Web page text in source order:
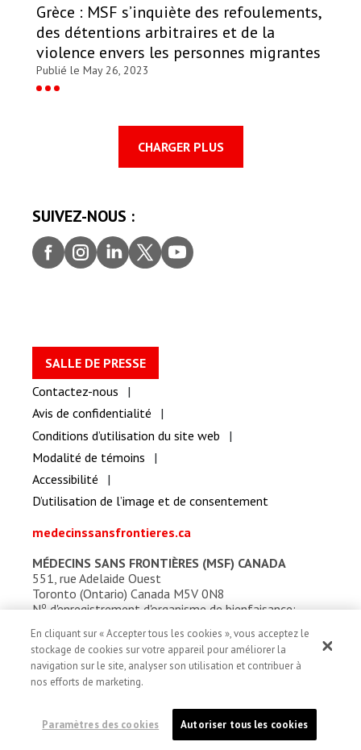
Grèce : MSF s’inquiète des refoulements,
des détentions arbitraires et de la
violence envers les personnes migrantes
Publié le May 26, 2023
CHARGER PLUS
SUIVEZ-NOUS :
Faceb
ook
Insta
gram
Linke
dIn
Twitt
er
youtu
be
SALLE DE PRESSE
Contactez-nous
Avis de confidentialité
Conditions d’utilisation du site web
Modalité de témoins
Accessibilité
D’utilisation de l’image et de consentement
medecinssansfrontieres.ca
MÉDECINS SANS FRONTIÈRES (MSF) CANADA
551, rue Adelaide Ouest
Toronto (Ontario) Canada M5V 0N8
Nod'enregistrement d'organisme de bienfaisance:
En cliquant sur « Accepter tous les cookies », vous acceptez le
stockage de cookies sur votre appareil pour améliorer la
navigation sur le site, analyser son utilisation et contribuer à
nos efforts de marketing.
Paramètres des cookies Autoriser tous les cookies